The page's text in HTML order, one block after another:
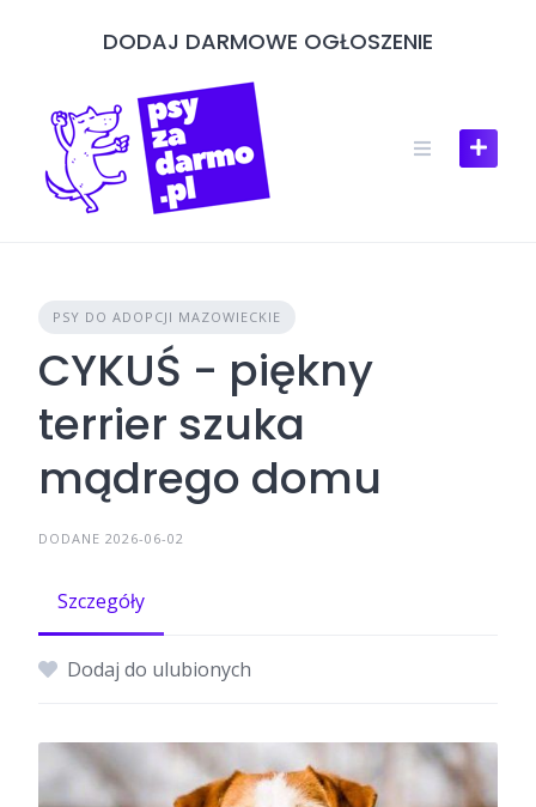
DODAJ DARMOWE OGŁOSZENIE
PSY DO ADOPCJI MAZOWIECKIE
CYKUŚ - piękny
terrier szuka
mądrego domu
DODANE 2026-06-02
Szczegóły
Dodaj do ulubionych